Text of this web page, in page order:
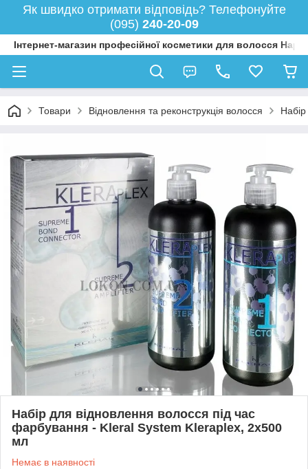
Як швидко отримати відповідь? Телефонуйте
(095) 240-20-09
Інтернет-магазин професійної косметики для волосся
Товари Відновлення та реконструкція волосся
Набір для відновлення волосся під час
фарбування - Kleral System Kleraplex, 2х500
мл
Немає в наявності